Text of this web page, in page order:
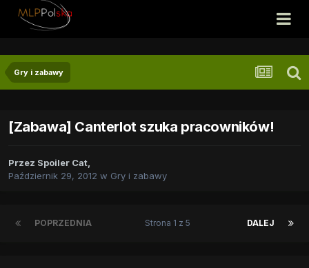
Gry i zabawy
[Zabawa] Canterlot szuka pracowników!
Przez Spoiler Cat,
Październik 29, 2012 w Gry i zabawy
POPRZEDNIA DALEJ
Strona 1 z 5